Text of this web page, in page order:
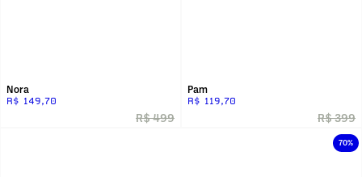
Nora
R$ 149,70
R$ 499
70%
Pam
R$ 119,70
R$ 399